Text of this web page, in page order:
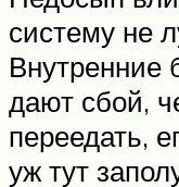
систему не
Внутренние
дают сбой,
переедать,
уж тут